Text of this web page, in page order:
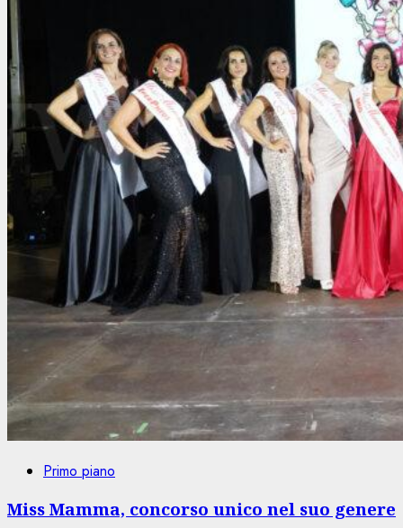
Primo piano
Miss Mamma, concorso unico nel suo genere